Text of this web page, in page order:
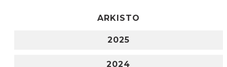
ARKISTO
2025
2024